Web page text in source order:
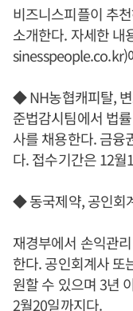
비즈니스피플이 추
소개한다. 자세한
sinesspeople.co.kr)
◆ NH농협캐피탈,
준법감시팀에서 법
사를 채용한다. 금융
다. 접수기간은 12
◆ 동국제약, 공인회
재경부에서 손익관
한다. 공인회계사 또
원할 수 있으며 3년
2월20일까지다.